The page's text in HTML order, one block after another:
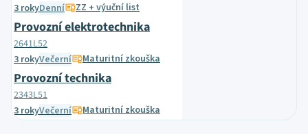
3 rokyDenní ZZ + výuční list
Provozní elektrotechnika
2641L52
3 rokyVečerní Maturitní zkouška
Provozní technika
2343L51
3 rokyVečerní Maturitní zkouška